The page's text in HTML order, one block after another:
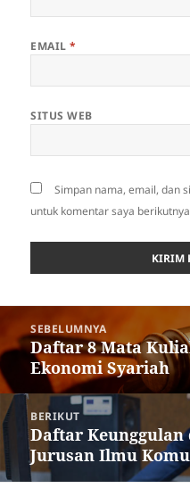
EMAIL*
SITUS WEB
Simpan nama, email, dan
untuk komentar saya
pos SEBELUMNYA
Pos
sebelumnya:
Daftar 8 Mata
Ekonomi Syariah
BERIKUT
Pos
berikutnya:
Daftar
Jurusan Ilmu